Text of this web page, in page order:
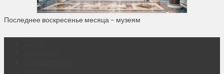
Последнее воскресенье месяца – музеям